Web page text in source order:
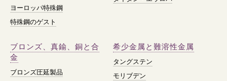
ヨーロッパ特殊鋼
特殊鋼のゲスト
ブロンズ、真鍮、銅と合
金
ブロンズ圧延製品
希少金属と難溶性金属
タングステン
モリブデン